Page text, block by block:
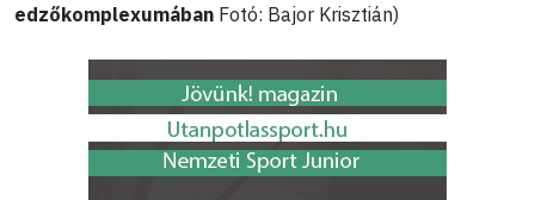
edzőkomplexumában Fotó: Bajor Krisztián)